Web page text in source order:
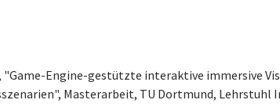
"Game-Engine-gestützte interaktive immersive
Masterarbeit, TU Dortmund, Lehrstuhl